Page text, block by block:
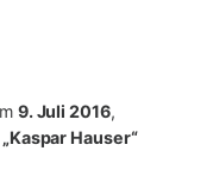
9. Juli 2016,
„Kaspar Hauser“